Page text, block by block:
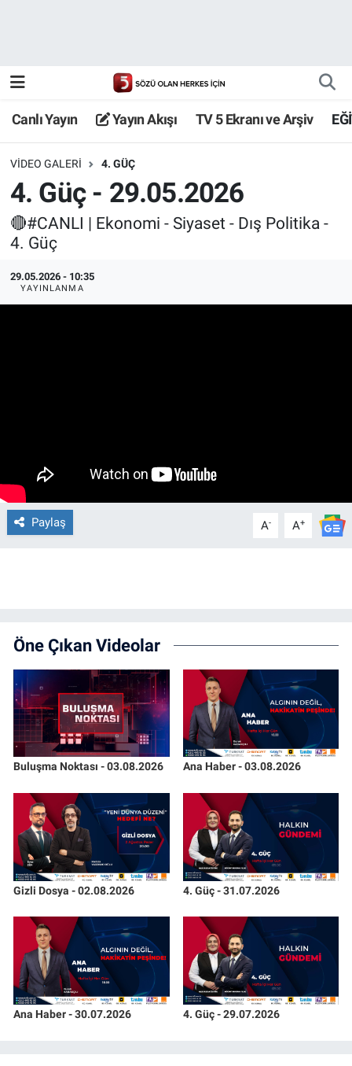
Canlı Yayın Yayın Akışı TV 5 Ekranı ve Arşiv
VIDEO GALERI 4. GÜÇ
4. Güç - 29.05.2026
🔴#CANLI | Ekonomi - Siyaset - Dış Politika -
4. Güç
29.05.2026 - 10:35
YAYINLANMA
Paylaş A- A+
Öne Çıkan Videolar
Buluşma Noktası - 03.08.2026 Ana Haber - 03.08.2026
Gizli Dosya - 02.08.2026 4. Güç - 31.07.2026
Ana Haber - 30.07.2026 4. Güç - 29.07.2026
TV 5 Ekranı ve Arşiv